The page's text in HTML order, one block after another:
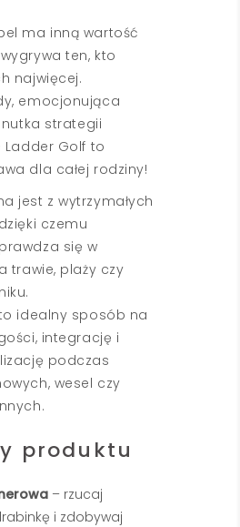
ma inną wartość
ten, kto
najwięcej.
emocjonująca
strategii
Ladder Golf to
dla całej rodziny!
jest z wytrzymałych
czemu
się w
trawie, plaży czy
idealny sposób na
integrację i
podczas
wesel czy
produktu
– rzucaj
i zdobywaj